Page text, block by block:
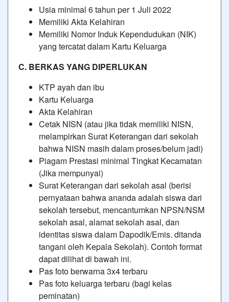
Usia minimal 6 tahun per 1 Juli 2022
Memiliki Akta Kelahiran
Memiliki Nomor Induk Kependudukan (NIK)
yang tercatat dalam Kartu Keluarga
C. BERKAS YANG DIPERLUKAN
KTP ayah dan ibu
Kartu Keluarga
Akta Kelahiran
Cetak NISN (atau jika tidak memiliki NISN,
melampirkan Surat Keterangan dari sekolah
bahwa NISN masih dalam proses/belum jadi)
Piagam Prestasi minimal Tingkat Kecamatan
(Jika mempunyai)
Surat Keterangan dari sekolah asal (berisi
pernyataan bahwa ananda adalah siswa dari
sekolah tersebut, mencantumkan NPSN/NSM
sekolah asal, alamat sekolah asal, dan
identitas siswa dalam Dapodik/Emis. ditanda
tangani oleh Kepala Sekolah). Contoh format
dapat dilihat di bawah ini.
Pas foto berwarna 3x4 terbaru
Pas foto keluarga terbaru (bagi kelas
peminatan)